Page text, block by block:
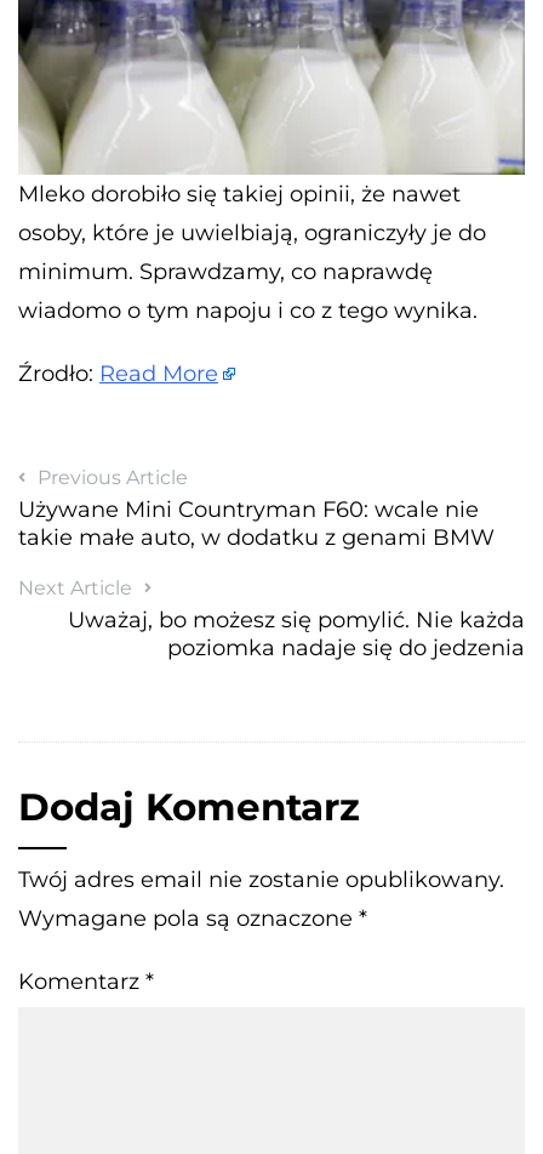
Mleko dorobiło się takiej opinii, że nawet
osoby, które je uwielbiają, ograniczyły je do
minimum. Sprawdzamy, co naprawdę
wiadomo o tym napoju i co z tego wynika.
Źrodło: Read More
Previous Article
Używane Mini Countryman F60: wcale nie
takie małe auto, w dodatku z genami BMW
Next Article
Uważaj, bo możesz się pomylić. Nie każda
poziomka nadaje się do jedzenia
Dodaj Komentarz
Twój adres email nie zostanie opublikowany.
Wymagane pola są oznaczone *
Komentarz *